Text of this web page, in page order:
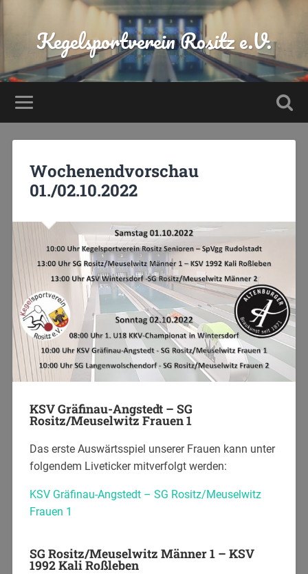
Kegelsportverein Rositz e.V.
Wochenendvorschau
01./02.10.2022
KSV Gräfinau-Angstedt – SG
Rositz/Meuselwitz Frauen 1
Das erste Auswärtsspiel unserer Frauen kann unter
folgendem Liveticker mitverfolgt werden:
KSV Gräfinau-Angstedt – SG Rositz/Meuselwitz
Frauen 1
SG Rositz/Meuselwitz Männer 1 – KSV
1992 Kali Roßleben